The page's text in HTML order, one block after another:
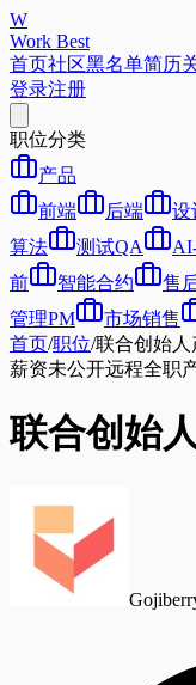
W
Work Best
首页社区黑名单简历
登录注册
职位分类
产品
前端
后端 设
算法
测试QA
前
智能合约 售
管理PM
市场销售
首页/职位/联合创始人
薪资未公开远程全职
联合创始